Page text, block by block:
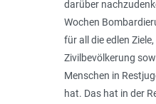
darüber
Wochen
für all die edlen
Zivilbevölkerung
Menschen in
hat. Das hat in der